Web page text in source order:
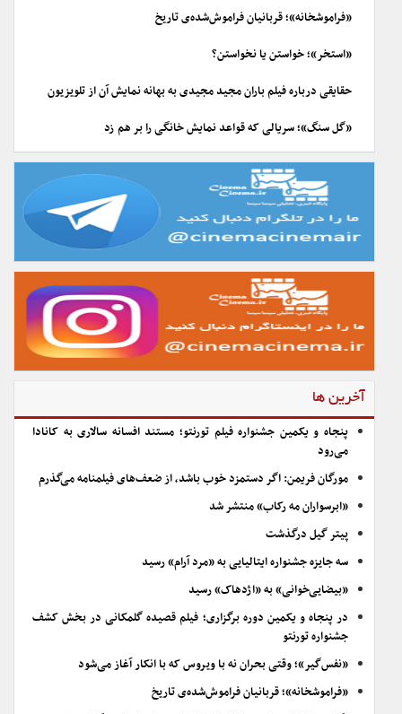
«فراموشخانه»؛ قربانیان فراموش‌شده‌ی تاریخ
«استخر»؛ خواستن یا نخواستن؟
حقایقی درباره فیلم باران مجید مجیدی به بهانه نمایش آن از تلویزیون
«گل سنگ»؛ سریالی که قواعد نمایش خانگی را بر هم زد
آخرین ها
پنجاه و یکمین جشنواره فیلم تورنتو؛ مستند افسانه سالاری به کانادا
می‌رود
مورگان فریمن: اگر دستمزد خوب باشد، از ضعف‌های فیلمنامه می‌گذرم
«ابرسواران مه رکاب» منتشر شد
پیتر گیل درگذشت
سه جایزه جشنواره ایتالیایی به «مرد آرام» رسید
«بیضایی‌خوانی» به «اژدهاک» رسید
در پنجاه و یکمین دوره برگزاری؛ فیلم قصیده گلمکانی در بخش کشف
جشنواره تورنتو
«نفس‌گیر»؛ وقتی بحران نه با ویروس که با انکار آغاز می‌شود
«فراموشخانه»؛ قربانیان فراموش‌شده‌ی تاریخ